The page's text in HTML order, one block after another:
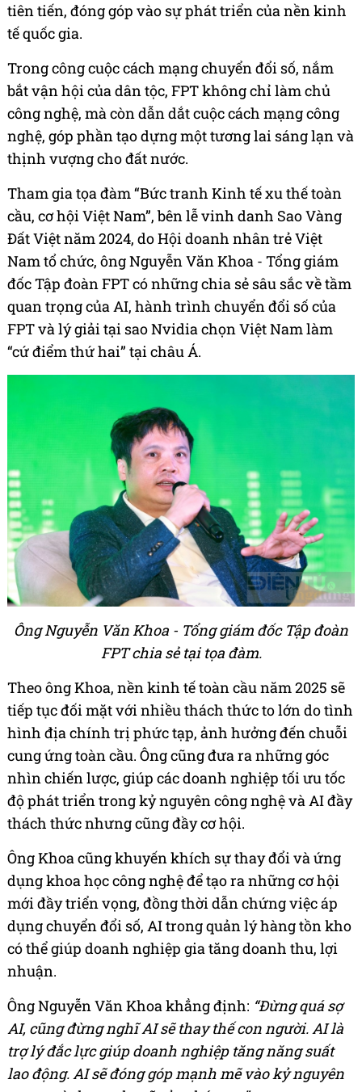
tiên tiến, đóng góp vào sự phát triển của nền kinh
tế quốc gia.
Trong công cuộc cách mạng chuyển đổi số, nắm
bắt vận hội của dân tộc, FPT không chỉ làm chủ
công nghệ, mà còn dẫn dắt cuộc cách mạng công
nghệ, góp phần tạo dựng một tương lai sáng lạn và
thịnh vượng cho đất nước.
Tham gia tọa đàm “Bức tranh Kinh tế xu thế toàn
cầu, cơ hội Việt Nam”, bên lễ vinh danh Sao Vàng
Đất Việt năm 2024, do Hội doanh nhân trẻ Việt
Nam tổ chức, ông Nguyễn Văn Khoa - Tổng giám
đốc Tập đoàn FPT có những chia sẻ sâu sắc về tầm
quan trọng của AI, hành trình chuyển đổi số của
FPT và lý giải tại sao Nvidia chọn Việt Nam làm
“cứ điểm thứ hai” tại châu Á.
Ông Nguyễn Văn Khoa - Tổng giám đốc Tập đoàn
FPT chia sẻ tại tọa đàm.
Theo ông Khoa, nền kinh tế toàn cầu năm 2025 sẽ
tiếp tục đối mặt với nhiều thách thức to lớn do tình
hình địa chính trị phức tạp, ảnh hưởng đến chuỗi
cung ứng toàn cầu. Ông cũng đưa ra những góc
nhìn chiến lược, giúp các doanh nghiệp tối ưu tốc
độ phát triển trong kỷ nguyên công nghệ và AI đầy
thách thức nhưng cũng đầy cơ hội.
Ông Khoa cũng khuyến khích sự thay đổi và ứng
dụng khoa học công nghệ để tạo ra những cơ hội
mới đầy triển vọng, đồng thời dẫn chứng việc áp
dụng chuyển đổi số, AI trong quản lý hàng tồn kho
có thể giúp doanh nghiệp gia tăng doanh thu, lợi
nhuận.
Ông Nguyễn Văn Khoa khẳng định: “Đừng quá sợ
AI, cũng đừng nghĩ AI sẽ thay thế con người. AI là
trợ lý đắc lực giúp doanh nghiệp tăng năng suất
lao động. AI sẽ đóng góp mạnh mẽ vào kỷ nguyên